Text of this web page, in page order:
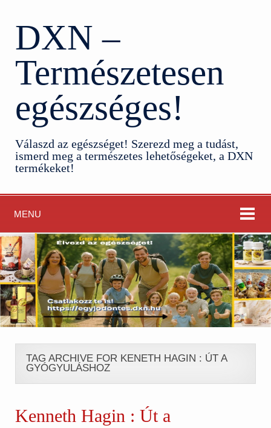
DXN –
Természetesen
egészséges!
Válaszd az egészséget! Szerezd meg a tudást,
ismerd meg a természetes lehetőségeket, a DXN
termékeket!
MENU
TAG ARCHIVE FOR KENETH HAGIN : ÚT A
GYÓGYULÁSHOZ
Kenneth Hagin : Út a